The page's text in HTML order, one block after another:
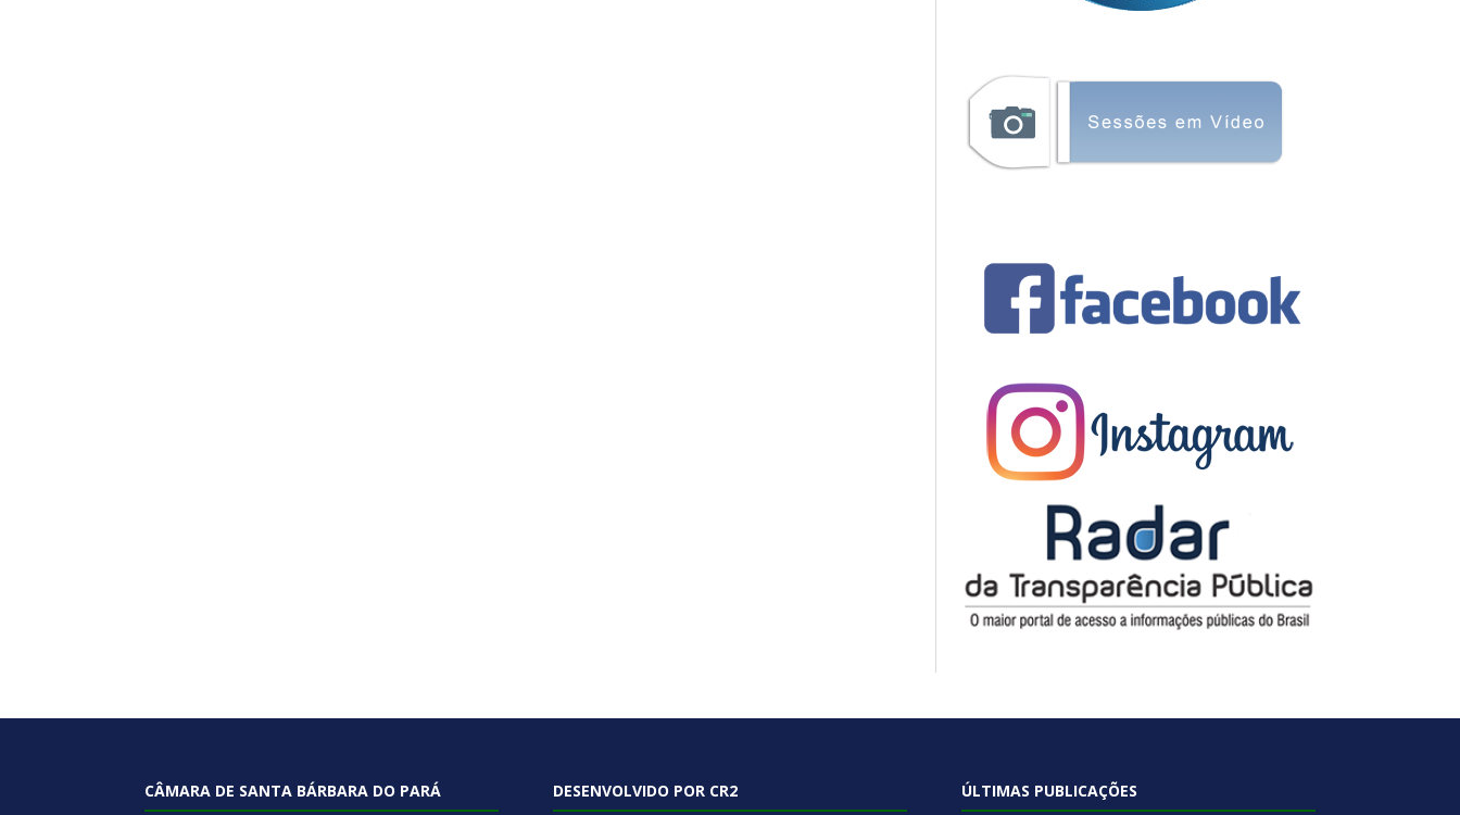
CÂMARA DE SANTA BÁRBARA DO PARÁ DESENVOLVIDO POR CR2 ÚLTIMAS PUBLICAÇÕES